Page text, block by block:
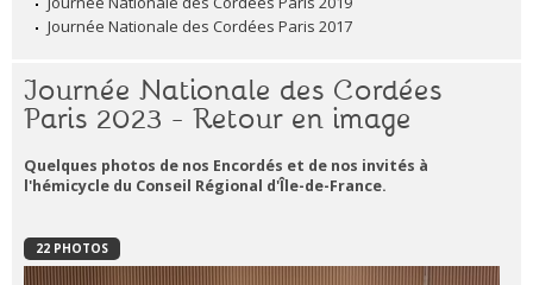
Journée Nationale des Cordées Paris 2017
Journée Nationale des Cordées
Paris 2023 - Retour en image
Quelques photos de nos Encordés et de nos invités à
l'hémicycle du Conseil Régional d'Île-de-France.
22 PHOTOS